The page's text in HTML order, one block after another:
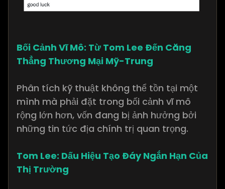
Bối Cảnh Vĩ Mô: Từ Tom Lee Đến Căng
Thẳng Thương Mại Mỹ-Trung
Phân tích kỹ thuật không thể tồn tại một
mình mà phải đặt trong bối cảnh vĩ mô
rộng lớn hơn, vốn đang bị ảnh hưởng bởi
những tin tức địa chính trị quan trọng.
Tom Lee: Dấu Hiệu Tạo Đáy Ngắn Hạn Của
Thị Trường